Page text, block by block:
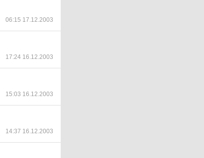
06:15 17.12.2003
17:24 16.12.2003
15:03 16.12.2003
14:37 16.12.2003